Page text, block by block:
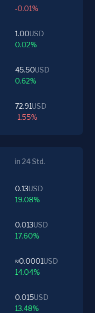
-0.01%
1.00USD
0.02%
45.50USD
0.62%
72.91USD
-1.55%
in 24 Std.
0.13USD
19.08%
0.013USD
17.60%
≈0.0001USD
14.04%
0.015USD
13.48%